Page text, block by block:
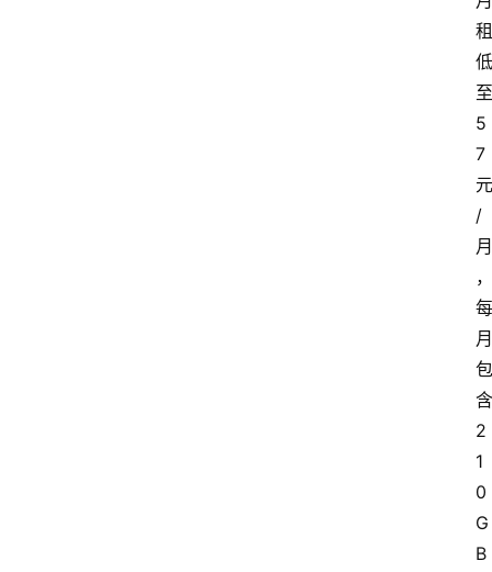
租
低
至
5
7
元
/
月
，
每
月
包
含
2
1
0
G
B